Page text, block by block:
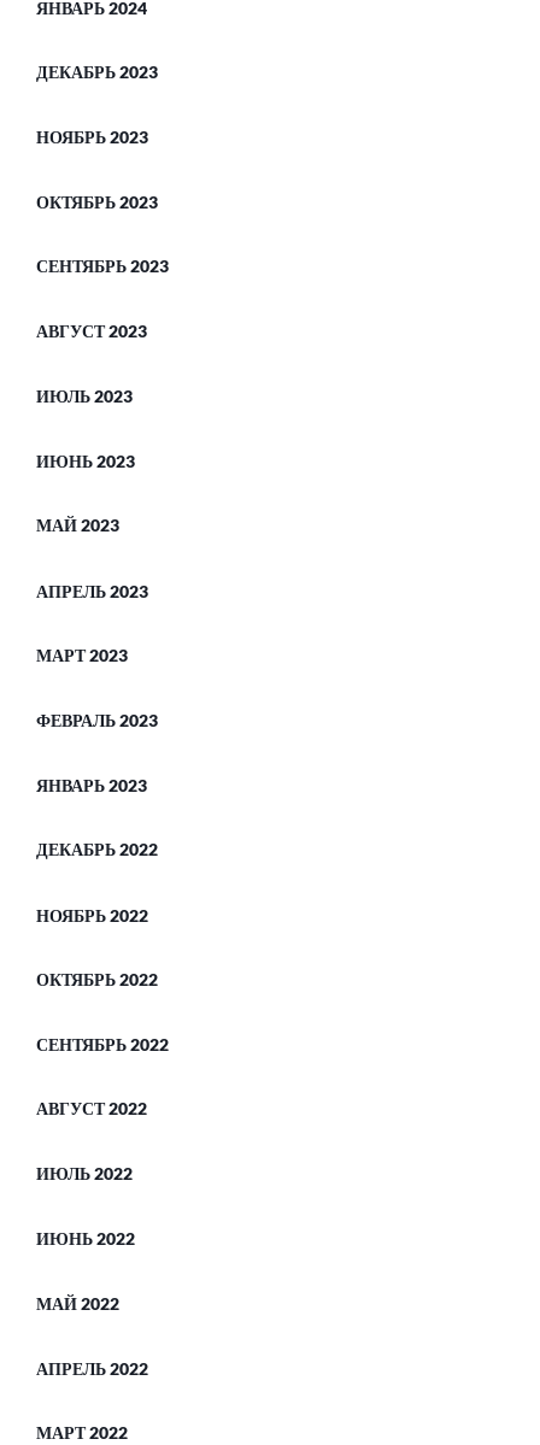
ЯНВАРЬ 2024
ДЕКАБРЬ 2023
НОЯБРЬ 2023
ОКТЯБРЬ 2023
СЕНТЯБРЬ 2023
АВГУСТ 2023
ИЮЛЬ 2023
ИЮНЬ 2023
МАЙ 2023
АПРЕЛЬ 2023
МАРТ 2023
ФЕВРАЛЬ 2023
ЯНВАРЬ 2023
ДЕКАБРЬ 2022
НОЯБРЬ 2022
ОКТЯБРЬ 2022
СЕНТЯБРЬ 2022
АВГУСТ 2022
ИЮЛЬ 2022
ИЮНЬ 2022
МАЙ 2022
АПРЕЛЬ 2022
МАРТ 2022